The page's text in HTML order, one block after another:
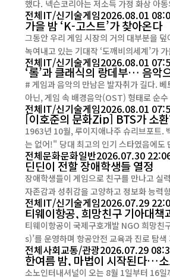
했다. 넥슨코리아는 저소득 가정 화상 아동의 최초 수술와 치료비 지원을 위해 사내 기부 프로그램 ‘더블유’(Double U) 캠페인으로
기부금 8800만 원을 조성했다. 이를 최근
전체IT/신기술게임2026.08.01
가을 밤 ‘K-고스트’가 찾아온다
그동안 우리 게임 시장의 거의 대부분을
녹여내고 있는 기대작 ‘도깨비의세계’가 가을이 무르익을 무렵 마침내
차기작이다. 지난 2020년...
전체IT/신기술게임2026.08.01
‘롤’과 클래식의 랑데부… 음악
# 게임과 음악의 만남은 발자취가 길다.
아닌, 게임 속 배경음악(OST) 형태로 순수
시리즈에서 OST를 담당했던 한스 짐머는
전체IT/신기술게임2026.08.01
[이호준의 문화Zip] BTS가 소
1963년 10월, 루이지애나주 슈리브포트. 백인 전
는 없어!" 당대 최고의 인기 스타였음에도 단지 흑인이라는 이유 하나로 문전박대를 당하고 경찰에 체포까지 되었던 그 밤, 샘 쿡(Sam Co
oke)은 차 안에서 곡을 썼다. 마틴 루터 킹과 뜻을 같이하며 흑인 사회의 목소리가 되었던 이 인권 저항 가수가 써 내려간 곡 ‘A Change I
s...
전체문화문화일반2026.07.30
딘딘이 전할 장애학생들 열정
장애학생들이 게임으로 친구를 만나고 실력도 발휘하는 무대
자존감과 성취감을 고양하고 정보화 능력
전체IT/신기술게임2026.07.29
티웨이항공, 희망친구 기아대책
티웨이항공이 국제구호개발 NGO 희망
s)’를 운영하며 항공안전 교육과 진로 탐색 기회를 제공했다. 티웨이항공은 지난 28일 서울 강
전체사회교통/관광2026.07.29
한여름 밤, 마법이 시작된다…소
소노인터내셔널이 오는 8월 1일부터 16